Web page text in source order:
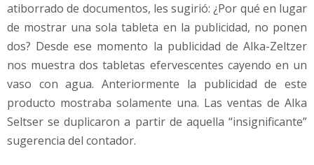
atiborrado de documentos, les sugirió: ¿Por qué en lugar
de mostrar una sola tableta en la publicidad, no ponen
dos? Desde ese momento la publicidad de Alka-Zeltzer
nos muestra dos tabletas efervescentes cayendo en un
vaso con agua. Anteriormente la publicidad de este
producto mostraba solamente una. Las ventas de Alka
Seltser se duplicaron a partir de aquella “insignificante”
sugerencia del contador.